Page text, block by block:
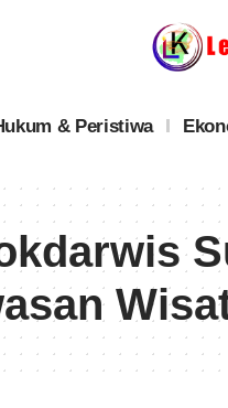
& Peristiwa